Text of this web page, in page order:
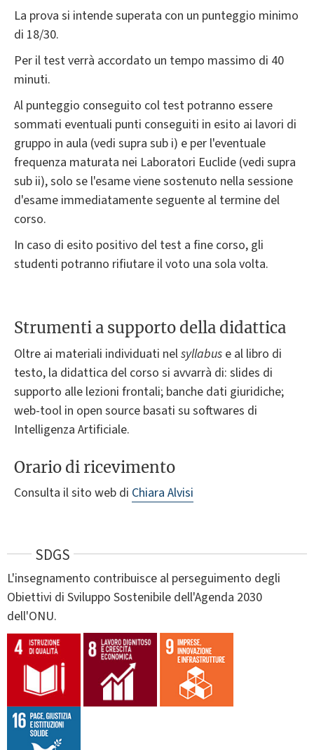
La prova si intende superata con un punteggio minimo
di 18/30.
Per il test verrà accordato un tempo massimo di 40
minuti.
Al punteggio conseguito col test potranno essere
sommati eventuali punti conseguiti in esito ai lavori di
gruppo in aula (vedi supra sub i) e per l'eventuale
frequenza maturata nei Laboratori Euclide (vedi supra
sub ii), solo se l'esame viene sostenuto nella sessione
d'esame immediatamente seguente al termine del
corso.
In caso di esito positivo del test a fine corso, gli
studenti potranno rifiutare il voto una sola volta.
Strumenti a supporto della didattica
Oltre ai materiali individuati nelsyllabus e al libro di
testo, la didattica del corso si avvarrà di: slides di
supporto alle lezioni frontali; banche dati giuridiche;
web-tool in open source basati su softwares di
Intelligenza Artificiale.
Orario di ricevimento
Consulta il sito web di Chiara Alvisi
SDGS
L'insegnamento contribuisce al perseguimento degli
Obiettivi di Sviluppo Sostenibile dell'Agenda 2030
dell'ONU.